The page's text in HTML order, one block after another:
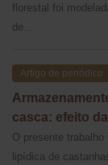
florestal foi
de...
Artigo de periódico
casca: efeito
O presente
lipídica de